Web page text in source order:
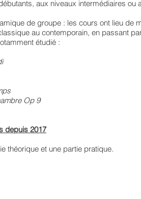
aux niveaux intermédiaires
de groupe : les cours ont lieu de
au contemporain, en passant
étudié :
Op 9
depuis 2017
théorique et une partie pratique.